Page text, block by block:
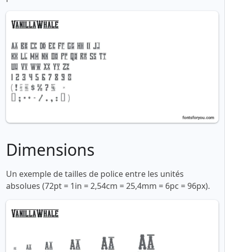
Dimensions
Un exemple de tailles de police entre les unités
absolues (72pt = 1in = 2,54cm = 25,4mm = 6pc = 96px).